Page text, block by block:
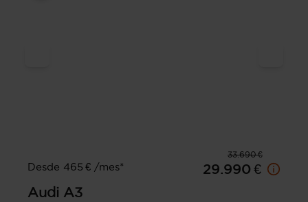
33.690 €
Desde 465 € /mes*
29.990 €
Audi A3